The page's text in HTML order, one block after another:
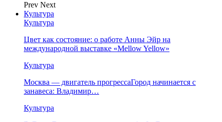
Prev Next
Культура
Культура
Цвет как состояние: о работе Анны Эйр на
международной выставке «Mellow Yellow»
Культура
Москва — двигатель прогрессаГород начинается с
занавеса: Владимир…
Культура